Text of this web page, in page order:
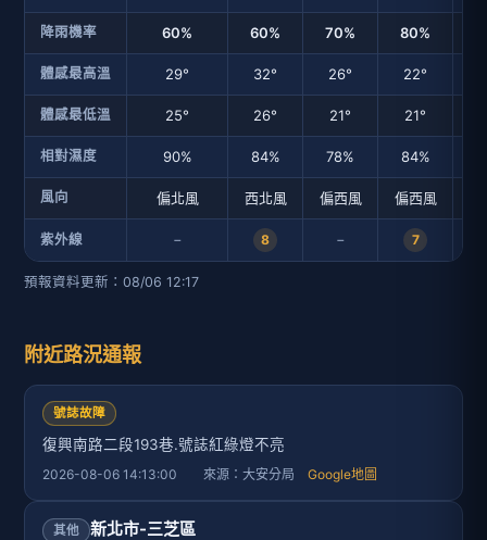
降雨機率
體感最高溫
體感最低溫
相對濕度
風向
紫外線
60% 60% 70% 80%
29° 32° 26° 22°
25° 26° 21° 21°
90% 84% 78% 84%
偏北風 西北風 偏西風 偏西風
− 8 − 7
預報資料更新：08/06 12:17
附近路況通報
號誌故障
復興南路二段193巷.號誌紅綠燈不亮
2026-08-06 14:13:00 來源：大安分局 Google地圖
其他 新北市-三芝區